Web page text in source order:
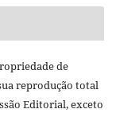
de
reprodução total
Editorial, exceto